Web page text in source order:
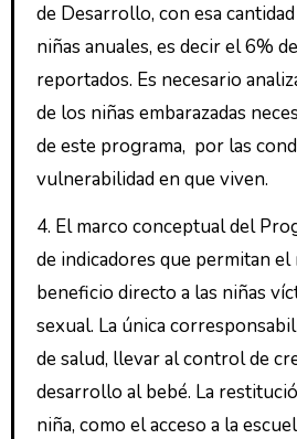
de Desarrollo, con esa
niñas anuales, es decir el 6%
reportados. Es necesario
de los niñas embarazadas
de este programa, por las
vulnerabilidad en que viven.
4. El marco conceptual del
de indicadores que permitan
beneficio directo a las niñas
sexual. La única
de salud, llevar al control de
desarrollo al bebé. La
niña, como el acceso a la